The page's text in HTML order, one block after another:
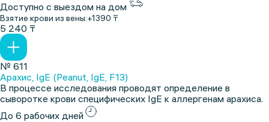
Доступно с выездом на дом
Взятие крови из вены:+1390 ₸
5 240 ₸
№ 611
Арахис, IgE (Peanut, IgE, F13)
В процессе исследования проводят определение в
сыворотке крови специфических IgE к аллергенам арахиса.
До 6 рабочих дней